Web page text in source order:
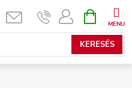
KERESÉS
KOSÁR